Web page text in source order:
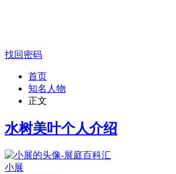
找回密码
首页
知名人物
正文
水树美叶个人介绍
小展